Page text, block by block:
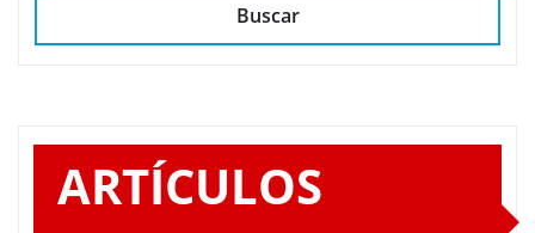
Buscar
ARTÍCULOS